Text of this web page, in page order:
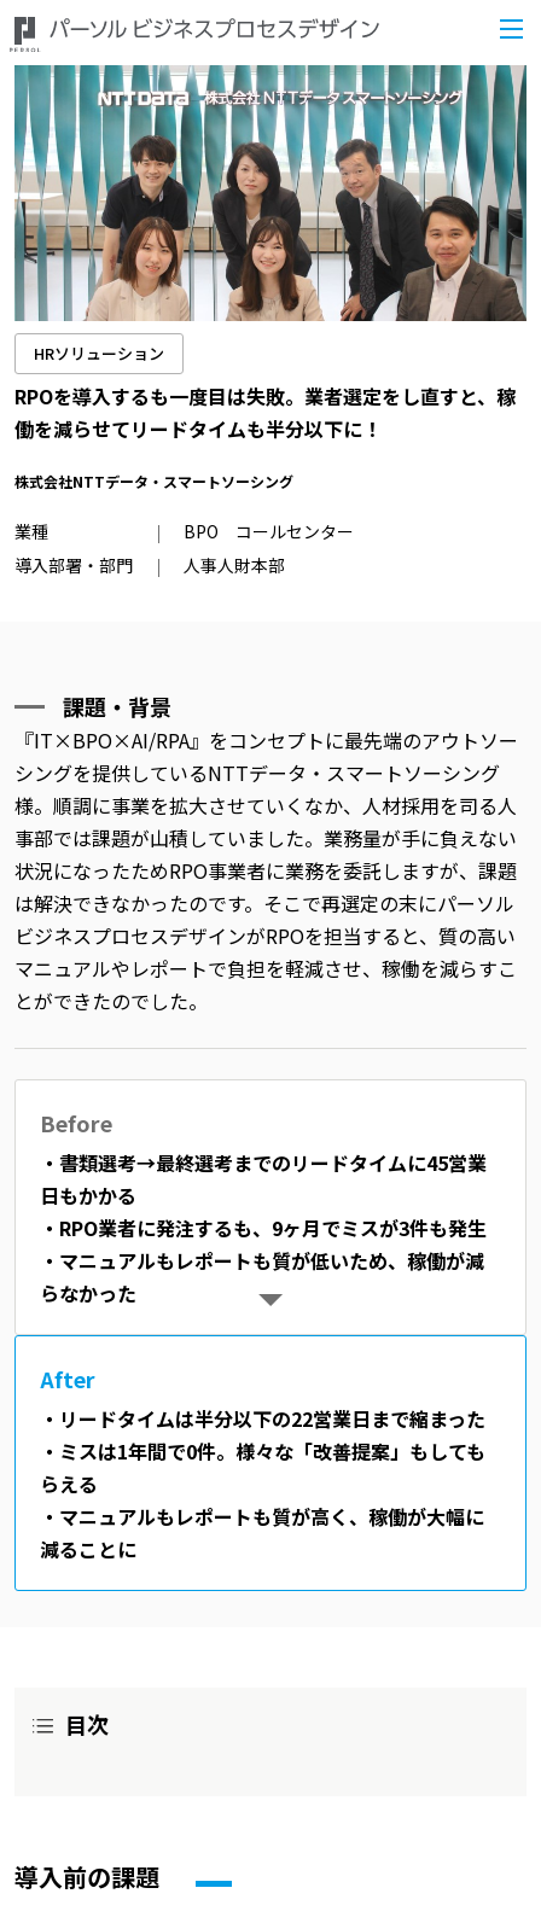
HRソリューション
RPOを導入するも一度目は失敗。業者選定をし直すと、稼
働を減らせてリードタイムも半分以下に！
株式会社NTTデータ・スマートソーシング
業種
BPO コールセンター
導入部署・部門
人事人財本部
課題・背景
『IT×BPO×AI/RPA』をコンセプトに最先端のアウトソー
シングを提供しているNTTデータ・スマートソーシング
様。順調に事業を拡大させていくなか、人材採用を司る人
事部では課題が山積していました。業務量が手に負えない
状況になったためRPO事業者に業務を委託しますが、課題
は解決できなかったのです。そこで再選定の末にパーソル
ビジネスプロセスデザインがRPOを担当すると、質の高い
マニュアルやレポートで負担を軽減させ、稼働を減らすこ
とができたのでした。
Before
・書類選考→最終選考までのリードタイムに45営業
日もかかる
・RPO業者に発注するも、9ヶ月でミスが3件も発生
・マニュアルもレポートも質が低いため、稼働が減
らなかった
After
・リードタイムは半分以下の22営業日まで縮まった
・ミスは1年間で0件。様々な「改善提案」もしても
らえる
・マニュアルもレポートも質が高く、稼働が大幅に
減ることに
目次
導入前の課題